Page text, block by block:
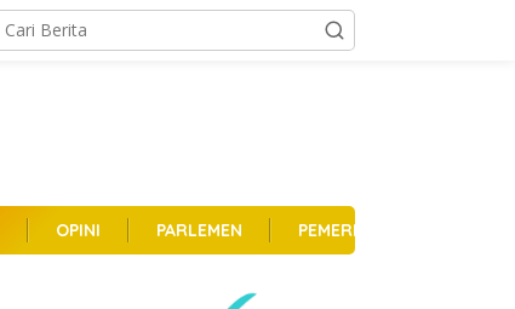
OPINI PARLEMEN PEMERINTAHAN